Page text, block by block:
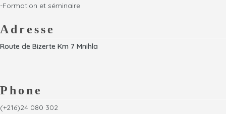
-Formation et séminaire
Adresse
Route de Bizerte Km 7 Mnihla
Phone
(+216)24 080 302